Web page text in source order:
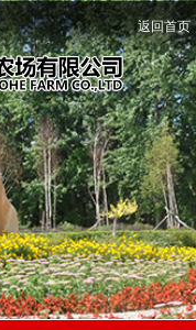
返回首页